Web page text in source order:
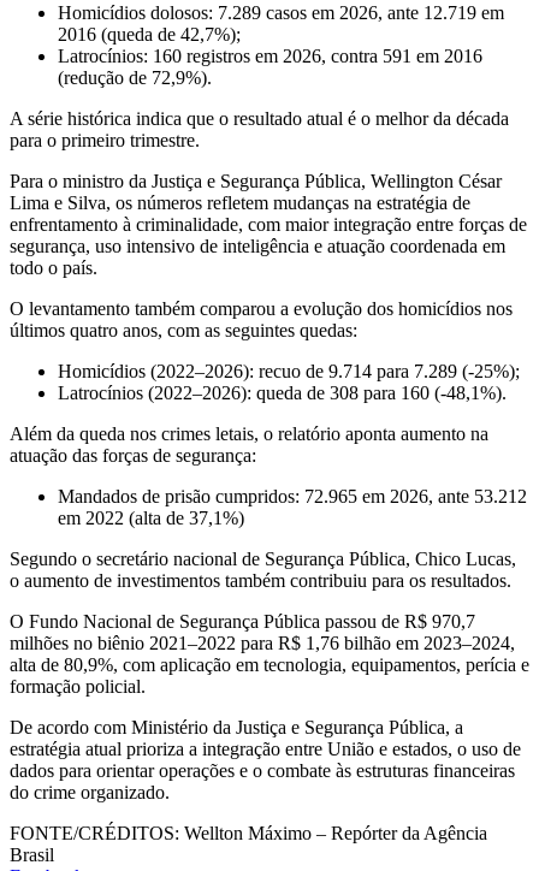
Homicídios dolosos: 7.289 casos em 2026, ante 12.719 em
2016 (queda de 42,7%);
Latrocínios: 160 registros em 2026, contra 591 em 2016
(redução de 72,9%).
A série histórica indica que o resultado atual é o melhor da década
para o primeiro trimestre.
Para o ministro da Justiça e Segurança Pública, Wellington César
Lima e Silva, os números refletem mudanças na estratégia de
enfrentamento à criminalidade, com maior integração entre forças de
segurança, uso intensivo de inteligência e atuação coordenada em
todo o país.
O levantamento também comparou a evolução dos homicídios nos
últimos quatro anos, com as seguintes quedas:
Homicídios (2022–2026): recuo de 9.714 para 7.289 (-25%);
Latrocínios (2022–2026): queda de 308 para 160 (-48,1%).
Além da queda nos crimes letais, o relatório aponta aumento na
atuação das forças de segurança:
Mandados de prisão cumpridos: 72.965 em 2026, ante 53.212
em 2022 (alta de 37,1%)
Segundo o secretário nacional de Segurança Pública, Chico Lucas,
o aumento de investimentos também contribuiu para os resultados.
O Fundo Nacional de Segurança Pública passou de R$ 970,7
milhões no biênio 2021–2022 para R$ 1,76 bilhão em 2023–2024,
alta de 80,9%, com aplicação em tecnologia, equipamentos, perícia e
formação policial.
De acordo com Ministério da Justiça e Segurança Pública, a
estratégia atual prioriza a integração entre União e estados, o uso de
dados para orientar operações e o combate às estruturas financeiras
do crime organizado.
FONTE/CRÉDITOS: Wellton Máximo – Repórter da Agência
Brasil